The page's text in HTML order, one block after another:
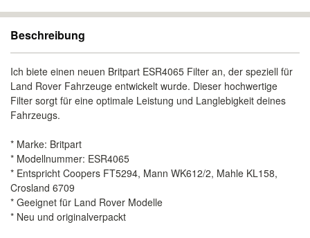
Beschreibung
Ich biete einen neuen Britpart ESR4065 Filter an, der speziell für
Land Rover Fahrzeuge entwickelt wurde. Dieser hochwertige
Filter sorgt für eine optimale Leistung und Langlebigkeit deines
Fahrzeugs.
* Marke: Britpart
* Modellnummer: ESR4065
* Entspricht Coopers FT5294, Mann WK612/2, Mahle KL158,
Crosland 6709
* Geeignet für Land Rover Modelle
* Neu und originalverpackt